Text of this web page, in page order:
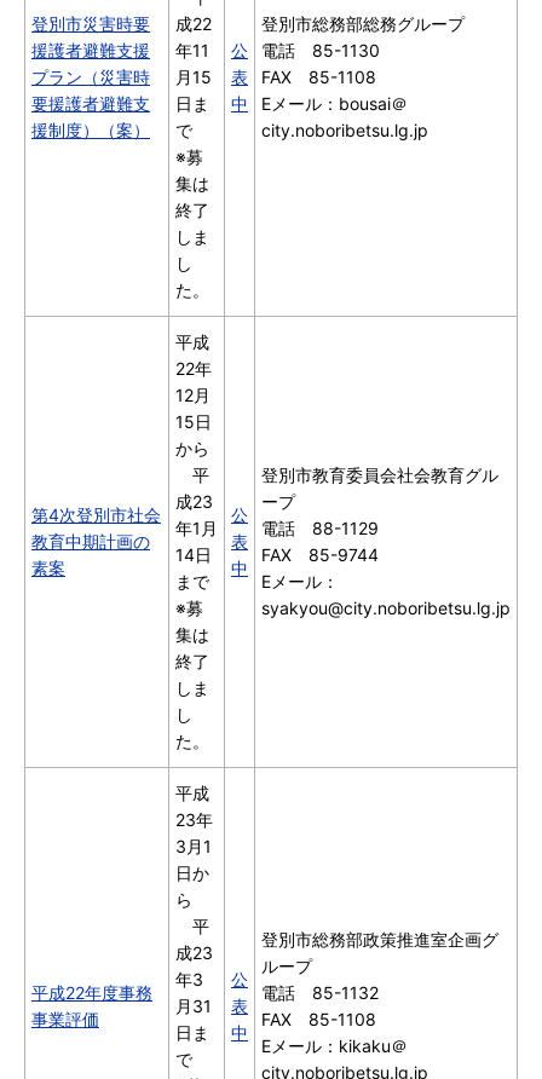
登別市災害時要
援護者避難支援
プラン（災害時
要援護者避難支
援制度）（案）
成22
年11
月15
日ま
で
※募
集は
終了
しま
し
た。
公
表
中
登別市総務部総務グループ
電話 85-1130
FAX 85-1108
Eメール：bousai＠
city.noboribetsu.lg.jp
第4次登別市社会
教育中期計画の
素案
平成
22年
12月
15日
から
平
成23
年1月
14日
まで
※募
集は
終了
しま
し
た。
公
表
中
登別市教育委員会社会教育グル
ープ
電話 88-1129
FAX 85-9744
Eメール：
syakyou@city.noboribetsu.lg.jp
平成22年度事務
事業評価
平成
23年
3月1
日か
ら
平
成23
年3
月31
日ま
で
公
表
中
登別市総務部政策推進室企画グ
ループ
電話 85-1132
FAX 85-1108
Eメール：kikaku＠
city.noboribetsu.lg.jp